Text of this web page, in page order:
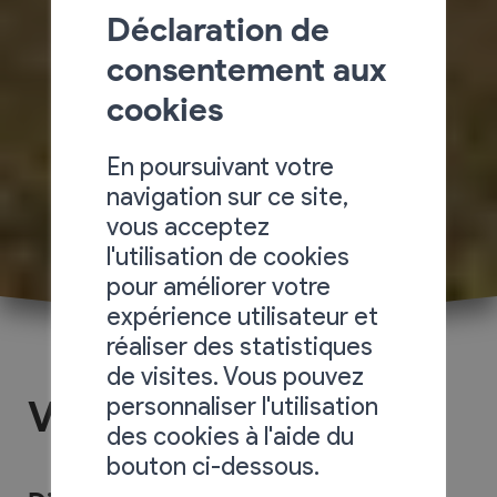
Votations et élections
Déclaration de
consentement aux
cookies
En poursuivant votre
navigation sur ce site,
vous acceptez
l'utilisation de cookies
pour améliorer votre
expérience utilisateur et
réaliser des statistiques
de visites. Vous pouvez
personnaliser l'utilisation
des cookies à l'aide du
bouton ci-dessous.